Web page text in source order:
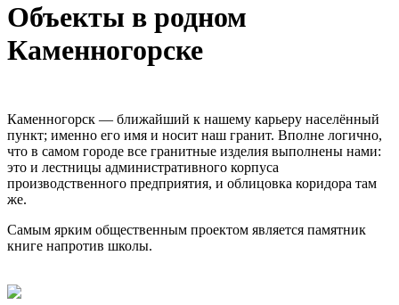
Объекты в родном
Каменногорске
Каменногорск — ближайший к нашему карьеру населённый
пункт; именно его имя и носит наш гранит. Вполне логично,
что в самом городе все гранитные изделия выполнены нами:
это и лестницы административного корпуса
производственного предприятия, и облицовка коридора там
же.
Самым ярким общественным проектом является памятник
книге напротив школы.